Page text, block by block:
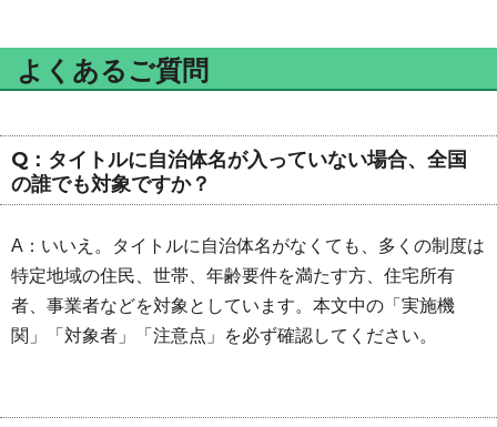
よくあるご質問
Q：タイトルに自治体名が入っていない場合、全国
の誰でも対象ですか？
A：いいえ。タイトルに自治体名がなくても、多くの制度は
特定地域の住民、世帯、年齢要件を満たす方、住宅所有
者、事業者などを対象としています。本文中の「実施機
関」「対象者」「注意点」を必ず確認してください。